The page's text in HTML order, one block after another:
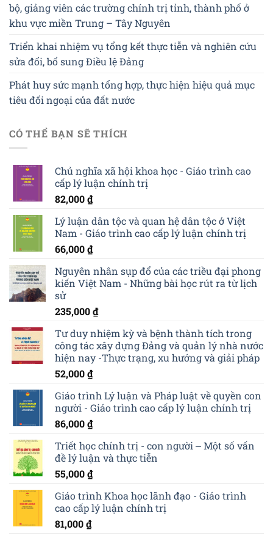
bộ, giảng viên các trường chính trị tỉnh, thành phố ở
khu vực miền Trung – Tây Nguyên
Triển khai nhiệm vụ tổng kết thực tiễn và nghiên cứu
sửa đổi, bổ sung Điều lệ Đảng
Phát huy sức mạnh tổng hợp, thực hiện hiệu quả mục
tiêu đối ngoại của đất nước
CÓ THỂ BẠN SẼ THÍCH
Chủ nghĩa xã hội khoa học - Giáo trình cao
cấp lý luận chính trị
82,000₫
Lý luận dân tộc và quan hệ dân tộc ở Việt
Nam - Giáo trình cao cấp lý luận chính trị
66,000₫
Nguyên nhân sụp đổ của các triều đại phong
kiến Việt Nam - Những bài học rút ra từ lịch
sử
235,000₫
Tư duy nhiệm kỳ và bệnh thành tích trong
công tác xây dựng Đảng và quản lý nhà nước
hiện nay -Thực trạng, xu hướng và giải pháp
52,000₫
Giáo trình Lý luận và Pháp luật về quyền con
người - Giáo trình cao cấp lý luận chính trị
86,000₫
Triết học chính trị - con người ‒ Một số vấn
đề lý luận và thực tiễn
55,000₫
Giáo trình Khoa học lãnh đạo - Giáo trình
cao cấp lý luận chính trị
81,000₫